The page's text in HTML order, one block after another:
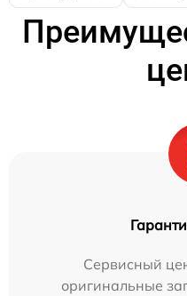
Сервисный
оригинальные